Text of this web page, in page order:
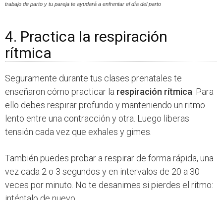
trabajo de parto y tu pareja te ayudará a enfrentar el día del parto
4. Practica la respiración
rítmica
Seguramente durante tus clases prenatales te
enseñaron cómo practicar la respiración rítmica . Para
ello debes respirar profundo y manteniendo un ritmo
lento entre una contracción y otra. Luego liberas
tensión cada vez que exhales y gimes.
También puedes probar a respirar de forma rápida, una
vez cada 2 o 3 segundos y en intervalos de 20 a 30
veces por minuto. No te desanimes si pierdes el ritmo: